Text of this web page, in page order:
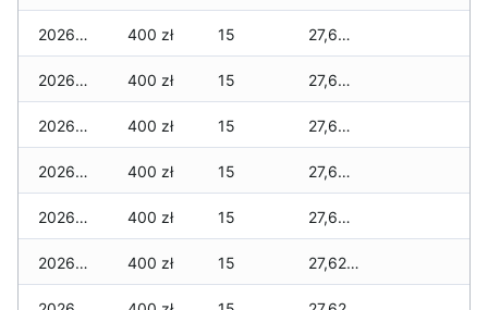
2026-07-07 400 zł 15 27,680 zł
2026-07-06 400 zł 15 27,680 zł
2026-07-05 400 zł 15 27,660 zł
2026-07-04 400 zł 15 27,660 zł
2026-07-03 400 zł 15 27,640 zł
2026-07-02 400 zł 15 27,620 zł